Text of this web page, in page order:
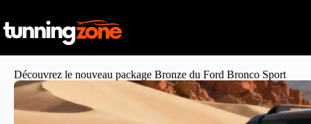
Découvrez le nouveau package Bronze du Ford Bronco Sport